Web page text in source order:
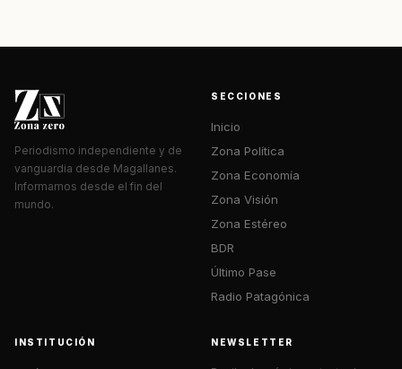
Periodismo independiente y de
vanguardia desde Magallanes.
Informamos desde el fin del
mundo.
SECCIONES
Inicio
Zona Política
Zona Economía
Zona Visión
Zona Estéreo
BDR
Último Pase
Radio Patagónica
INSTITUCIÓN NEWSLETTER